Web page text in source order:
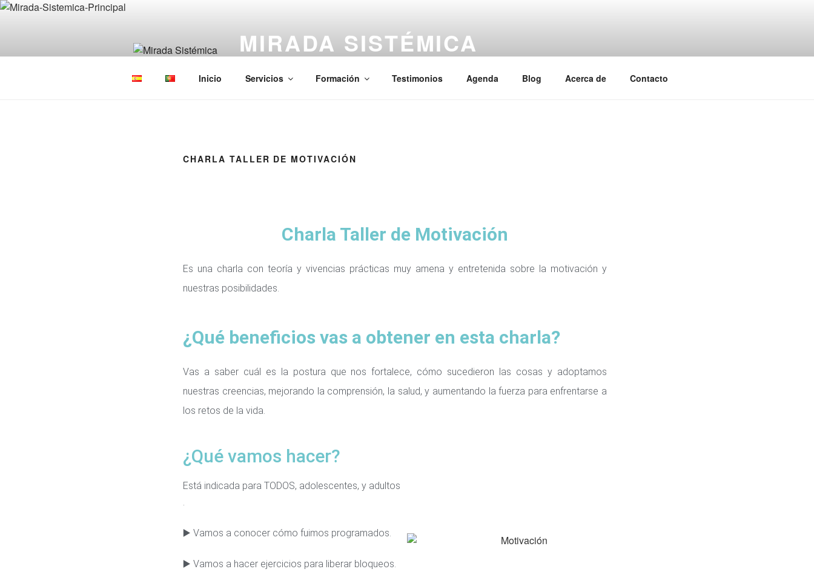
MIRADA SISTÉMICA
Inicio Servicios Formación Testimonios Agenda Blog Acerca de Contacto
CHARLA TALLER DE MOTIVACIÓN
Charla Taller de Motivación
Es una charla con teoría y vivencias prácticas muy amena y entretenida sobre la motivación y
nuestras posibilidades.
¿Qué beneficios vas a obtener en esta charla?
Vas a saber cuál es la postura que nos fortalece, cómo sucedieron las cosas y adoptamos
nuestras creencias, mejorando la comprensión, la salud, y aumentando la fuerza para enfrentarse a
los retos de la vida.
¿Qué vamos hacer?
Está indicada para TODOS, adolescentes, y adultos
▶️ Vamos a conocer cómo fuimos programados.
▶️ Vamos a hacer ejercicios para liberar bloqueos.